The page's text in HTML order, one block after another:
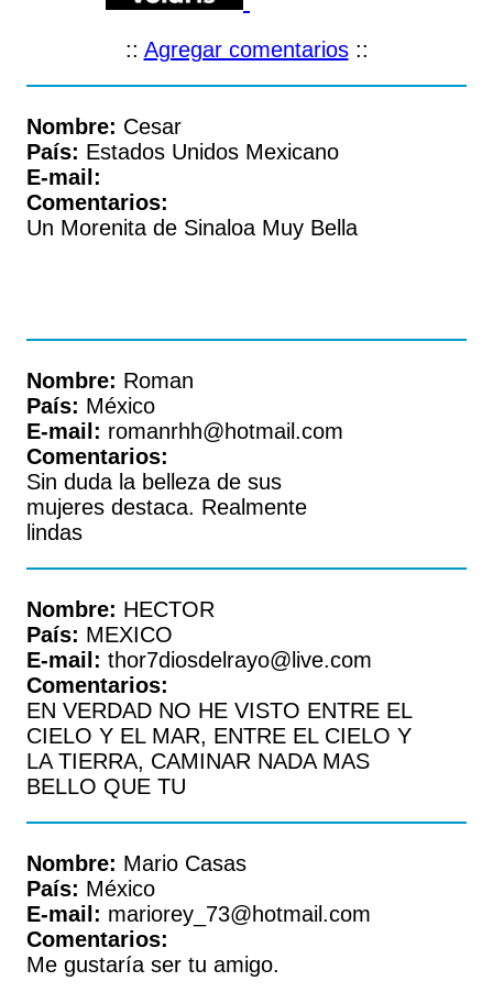
:: Agregar comentarios::
Nombre: Cesar
País: Estados Unidos Mexicano
E-mail:
Comentarios:
Un Morenita de Sinaloa Muy Bella
Nombre: Roman
País: México
E-mail: romanrhh@hotmail.com
Comentarios:
Sin duda la belleza de sus
mujeres destaca. Realmente
lindas
Nombre: HECTOR
País: MEXICO
E-mail: thor7diosdelrayo@live.com
Comentarios:
EN VERDAD NO HE VISTO ENTRE EL
CIELO Y EL MAR, ENTRE EL CIELO Y
LA TIERRA, CAMINAR NADA MAS
BELLO QUE TU
Nombre: Mario Casas
País: México
E-mail: mariorey_73@hotmail.com
Comentarios:
Me gustaría ser tu amigo.